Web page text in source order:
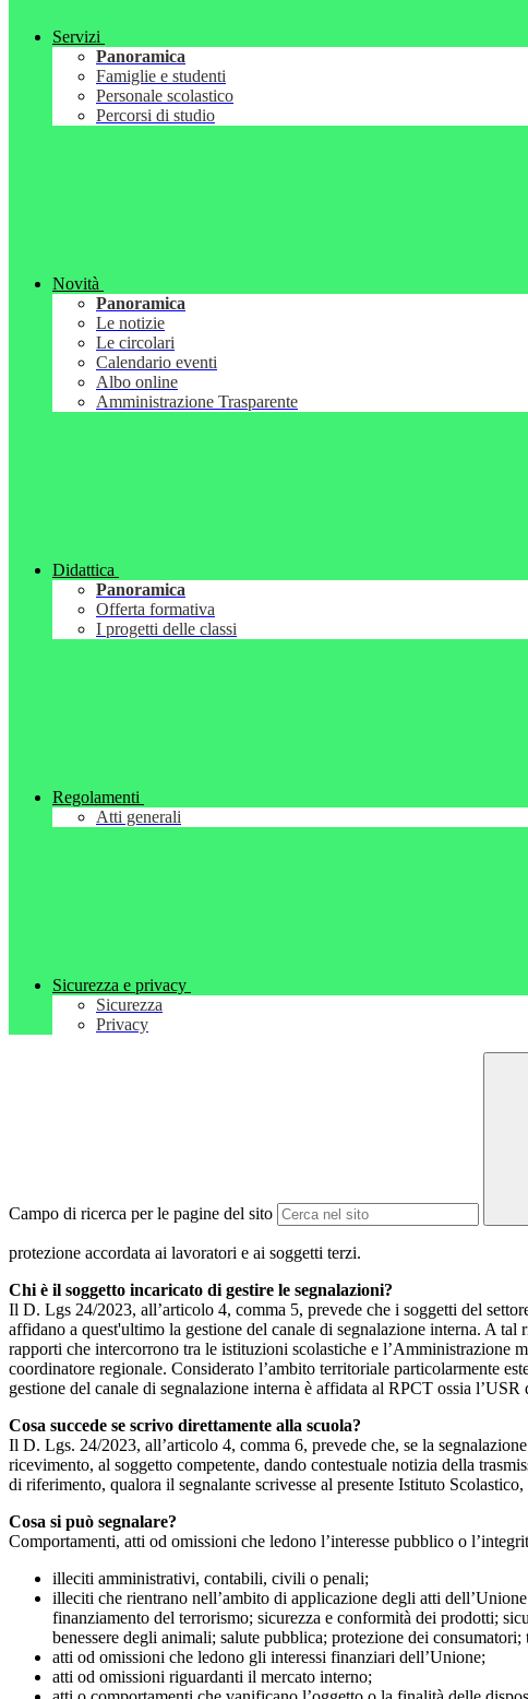
Servizi
Panoramica
Famiglie e studenti
Personale scolastico
Percorsi di studio
Novità
Panoramica
Le notizie
Le circolari
Calendario eventi
Albo online
Amministrazione Trasparente
Didattica
Panoramica
Offerta formativa
I progetti delle classi
Regolamenti
Atti generali
Sicurezza e privacy
Sicurezza
Privacy
Campo di ricerca per le pagine del sito
protezione accordata ai lavoratori e ai soggetti terzi.
Chi è il soggetto incaricato di gestire le segnalazioni?
Il D. Lgs 24/2023, all’articolo 4, comma 5, prevede che i soggetti del
affidano a quest'ultimo la gestione del canale di segnalazione interna. A
rapporti che intercorrono tra le istituzioni scolastiche e
coordinatore regionale. Considerato l’ambito territoriale particolarmente
gestione del canale di segnalazione interna è affidata al RPCT ossia
Cosa succede se scrivo direttamente alla scuola?
Il D. Lgs. 24/2023, all’articolo 4, comma 6, prevede che, se la
ricevimento, al soggetto competente, dando contestuale notizia della
di riferimento, qualora il segnalante scrivesse al presente Istituto
Cosa si può segnalare?
Comportamenti, atti od omissioni che ledono l’interesse pubblico o
illeciti amministrativi, contabili, civili o penali;
illeciti che rientrano nell’ambito di applicazione degli atti
finanziamento del terrorismo; sicurezza e conformità dei prodotti;
benessere degli animali; salute pubblica; protezione dei
atti od omissioni che ledono gli interessi finanziari dell’Unione;
atti od omissioni riguardanti il mercato interno;